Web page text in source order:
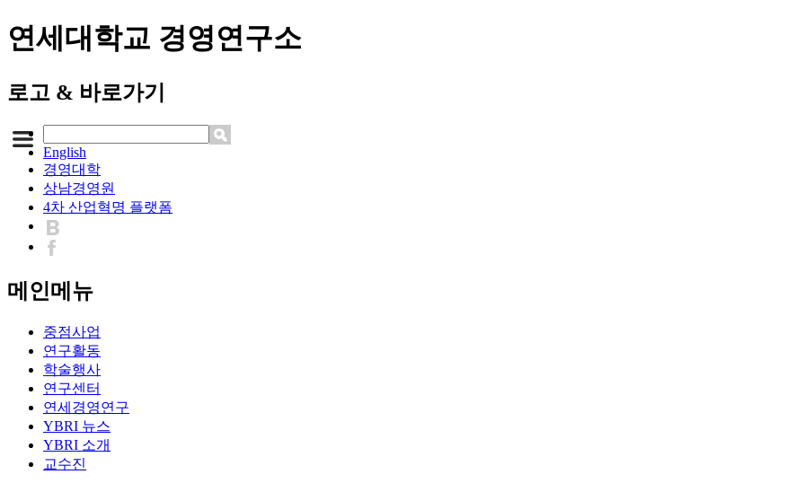
연세대학교 경영연구소
로고 & 바로가기
English
경영대학
상남경영원
4차 산업혁명 플랫폼
메인메뉴
중점사업
연구활동
학술행사
연구센터
연세경영연구
YBRI 뉴스
YBRI 소개
교수진